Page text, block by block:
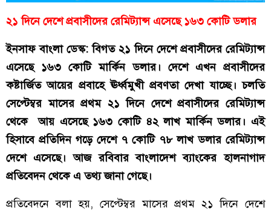
২১ দিনে দেশে প্রবাসীদের রেমিট্যান্স এসেছে ১৬৩ কোটি ডলার
ইনসাফ বাংলা ডেস্ক: বিগত ২১ দিনে দেশে প্রবাসীদের রেমিট্যান্স
এসেছে ১৬৩ কোটি মার্কিন ডলার। দেশে এখন প্রবাসীদের
কষ্টার্জিত আয়ের প্রবাহে ঊর্ধ্বমুখী প্রবণতা দেখা যাচ্ছে। চলতি
সেপ্টেম্বর মাসের প্রথম ২১ দিনে দেশে প্রবাসীদের রেমিট্যান্স
থেকে আয় এসেছে ১৬৩ কোটি ৪২ লাখ মার্কিন ডলার। এই
হিসাবে প্রতিদিন গড়ে দেশে ৭ কোটি ৭৮ লাখ ডলার রেমিট্যান্স
দেশে এসেছে। আজ রবিবার বাংলাদেশ ব্যাংকের হালনাগাদ
প্রতিবেদন থেকে এ তথ্য জানা গেছে।
প্রতিবেদনে বলা হয়, সেপ্টেম্বর মাসের প্রথম ২১ দিনে দেশে